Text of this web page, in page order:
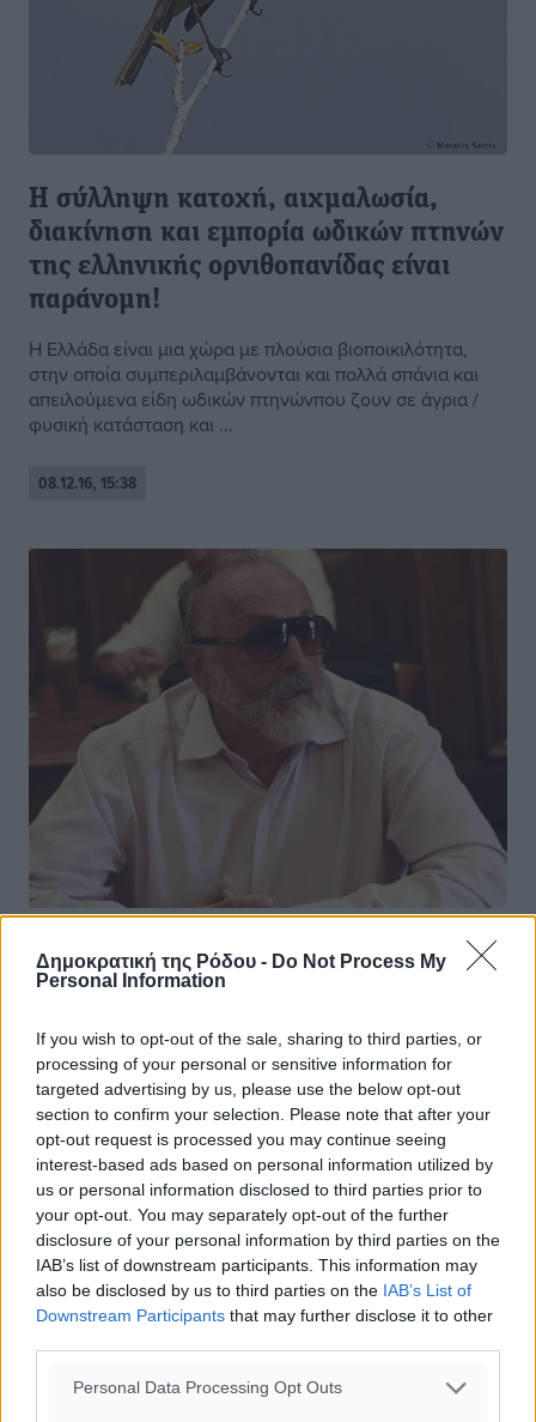
Δημοκρατική της Ρόδου - Do Not Process My
Personal Information
If you wish to opt-out of the sale, sharing to third parties, or
processing of your personal or sensitive information for
targeted advertising by us, please use the below opt-out
section to confirm your selection. Please note that after your
opt-out request is processed you may continue seeing
interest-based ads based on personal information utilized by
us or personal information disclosed to third parties prior to
your opt-out. You may separately opt-out of the further
disclosure of your personal information by third parties on the
IAB’s list of downstream participants. This information may
also be disclosed by us to third parties on the IAB’s List of
Downstream Participants that may further disclose it to other
Personal Data Processing Opt Outs
Η σύλληψη κατοχή, αιχμαλωσία,
διακίνηση και εμπορία ωδικών πτηνών
της ελληνικής ορνιθοπανίδας είναι
παράνομη!
Η Ελλάδα είναι μια χώρα με πλούσια βιοποικιλότητα,
στην οποία συμπεριλαμβάνονται και πολλά σπάνια και
απειλούμενα είδη ωδικών πτηνώνπου ζουν σε άγρια /
φυσική κατάσταση και ...
08.12.16, 15:38
Εξώδικη διαμαρτυρία για την απεργία
της ΠΝΟ από τον Ε.Ο.Α.Ε.Ν
Εξώδικη διαμαρτυρία απέστειλε ο Επιμελητηριακός
Όμιλος Ανάπτυξης Ελληνικών Νησιών προς τον
Υπουργό Ναυτιλίας και Νησιωτικής
Πολιτικής Παναγιώτη Κουρουμπλή με αφορμή τις ...
08.12.16, 15:28